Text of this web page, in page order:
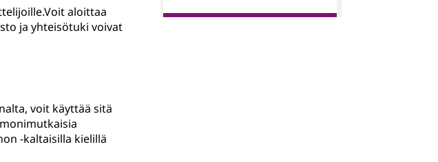
aloittaa
ja yhteisötuki voivat
voit käyttää sitä
-kaltaisilla kielillä